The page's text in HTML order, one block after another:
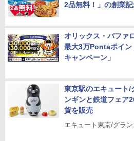
2品無料！」の創業
オリックス・バファ
最大3万Pontaポイン
キャンペーン」
東京駅のエキュート
ンギンと鉄道フェア
貨を販売
エキュート東京/グラ